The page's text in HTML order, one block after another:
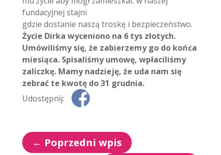
fundacyjnej stajni
gdzie dostanie naszą troskę i bezpieczeństwo.
Życie Dirka wyceniono na 6 tys złotych.
Umówiliśmy się, że zabierzemy go do końca
miesiąca. Spisaliśmy umowę, wpłaciliśmy
zaliczkę. Mamy nadzieję, że uda nam się
zebrać te kwotę do 31 grudnia.
Udostępnij:
← Poprzedni wpis